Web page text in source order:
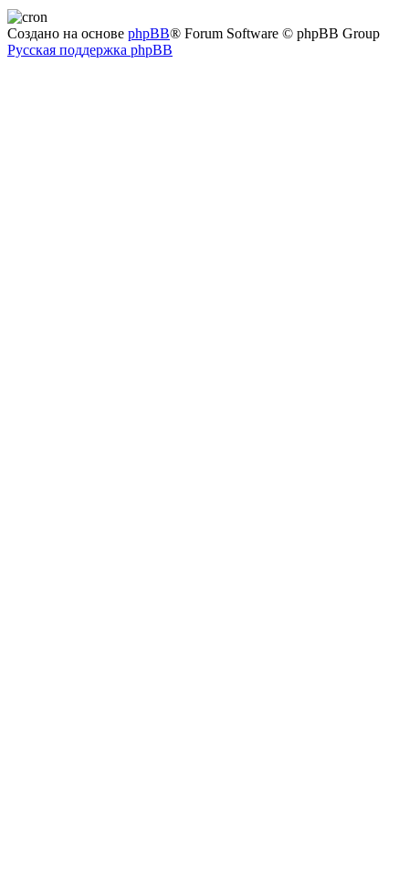
Создано на основе phpBB® Forum Software © phpBB Group
Русская поддержка phpBB